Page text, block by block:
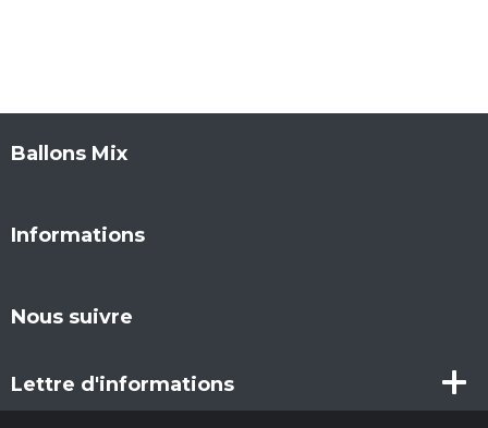
Ballons Mix
Informations
Nous suivre
Lettre d'informations